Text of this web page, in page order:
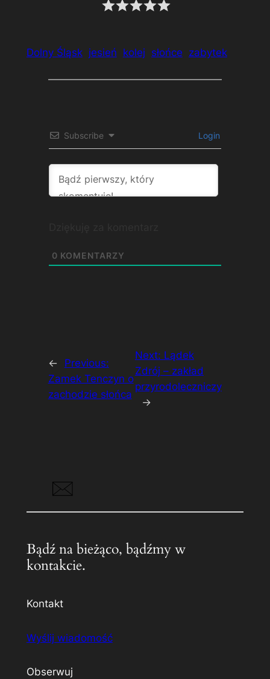
Dolny Śląsk jesień kolej słońce zabytek
Subscribe Login
0 KOMENTARZY
←
Previous:
Zamek Tenczyn o
zachodzie słońca
Next: Lądek
Zdrój – zakład
przyrodoleczniczy
→
Bądź na bieżąco, bądźmy w
kontakcie.
Kontakt
Wyślij wiadomość
Obserwuj